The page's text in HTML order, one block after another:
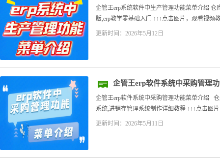
企管王erp系统软件中生产管理功能菜单介绍
版,erp教学零基础入门 ↑↑↑点击图片，观看视
更新时间：2026年5月12日
企管王erp软件系统中采购管理
企管王erp软件系统中采购管理功能菜单介绍
系统,进销存管理系统制作详细教程 ↑↑↑点击图
更新时间：2026年5月11日